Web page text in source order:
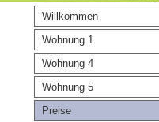
Willkommen
Wohnung 1
Wohnung 4
Wohnung 5
Preise